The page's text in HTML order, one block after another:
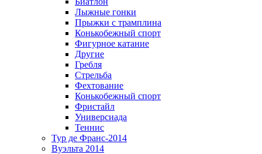
Лыжные гонки
Прыжки с трамплина
Конькобежный спорт
Фигурное катание
Другие
Гребля
Стрельба
Фехтование
Конькобежный спорт
Фристайл
Универсиада
Теннис
Тур де Франс-2014
Вуэльта 2014